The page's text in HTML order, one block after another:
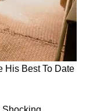
स्टडी टेबल
में भी लग
गांठ के साथ
है। फ्रेंग शुई के
तरंगे
भी बढ़ेगी।